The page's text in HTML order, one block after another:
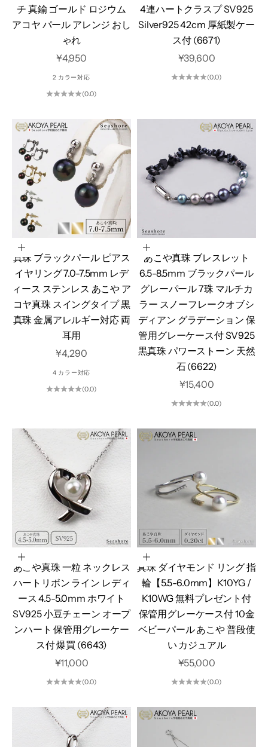
チ 真鍮 ゴールド ロジウム
アコヤ パール アレンジ おし
ゃれ
セール価格
¥4,950
2 カラー対応
(0.0)
4連ハートクラスプ SV925
Silver925 42cm 厚紙製ケー
ス付 (6671)
セール価格
¥39,600
(0.0)
オプションを選択
真珠 ブラックパール ピアス
イヤリング 7.0-7.5mm レデ
ィース ステンレス あこや ア
コヤ真珠 スイングタイプ 黒
真珠 金属アレルギー対応 両
耳用
セール価格
¥4,290
4 カラー対応
(0.0)
カートに追加
あこや真珠 ブレスレット
6.5-8.5mm ブラックパール
グレーパール 7珠 マルチカ
ラー スノーフレークオブシ
ディアン グラデーション 保
管用グレーケース付 SV925
黒真珠 パワーストーン 天然
石 (6622)
セール価格
¥15,400
(0.0)
カートに追加
あこや真珠 一粒 ネックレス
ハートリボン ライン レディ
ース 4.5-5.0mm ホワイト
SV925 小豆チェーン オープ
ンハート 保管用グレーケー
ス付 爆買 (6643)
セール価格
¥11,000
(0.0)
オプションを選択
真珠 ダイヤモンド リング 指
輪【5.5-6.0mm】K10YG /
K10WG 無料プレゼント付
保管用グレーケース付 10金
ベビーパール あこや 普段使
い カジュアル
セール価格
¥55,000
(0.0)